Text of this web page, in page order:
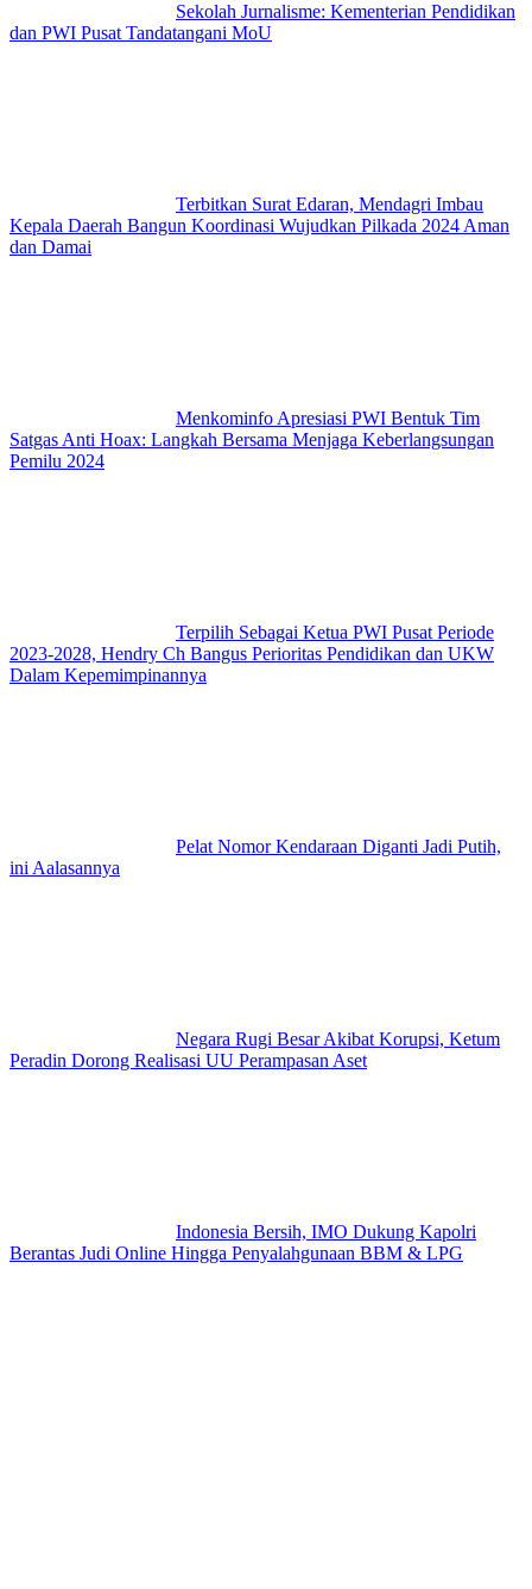
Sekolah Jurnalisme: Kementerian Pendidikan
dan PWI Pusat Tandatangani MoU
Terbitkan Surat Edaran, Mendagri Imbau
Kepala Daerah Bangun Koordinasi Wujudkan Pilkada 2024 Aman
dan Damai
Menkominfo Apresiasi PWI Bentuk Tim
Satgas Anti Hoax: Langkah Bersama Menjaga Keberlangsungan
Pemilu 2024
Terpilih Sebagai Ketua PWI Pusat Periode
2023-2028, Hendry Ch Bangus Perioritas Pendidikan dan UKW
Dalam Kepemimpinannya
Pelat Nomor Kendaraan Diganti Jadi Putih,
ini Aalasannya
Negara Rugi Besar Akibat Korupsi, Ketum
Peradin Dorong Realisasi UU Perampasan Aset
Indonesia Bersih, IMO Dukung Kapolri
Berantas Judi Online Hingga Penyalahgunaan BBM & LPG